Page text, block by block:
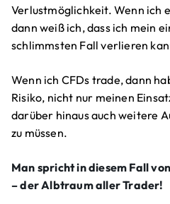
Verlustmöglichkeit. Wenn ich
dann weiß ich, dass ich mein
schlimmsten Fall verlieren
Wenn ich CFDs trade, dann
Risiko, nicht nur meinen
darüber hinaus auch weitere
zu müssen.
Man spricht in diesem Fall
– der Albtraum aller Trader!